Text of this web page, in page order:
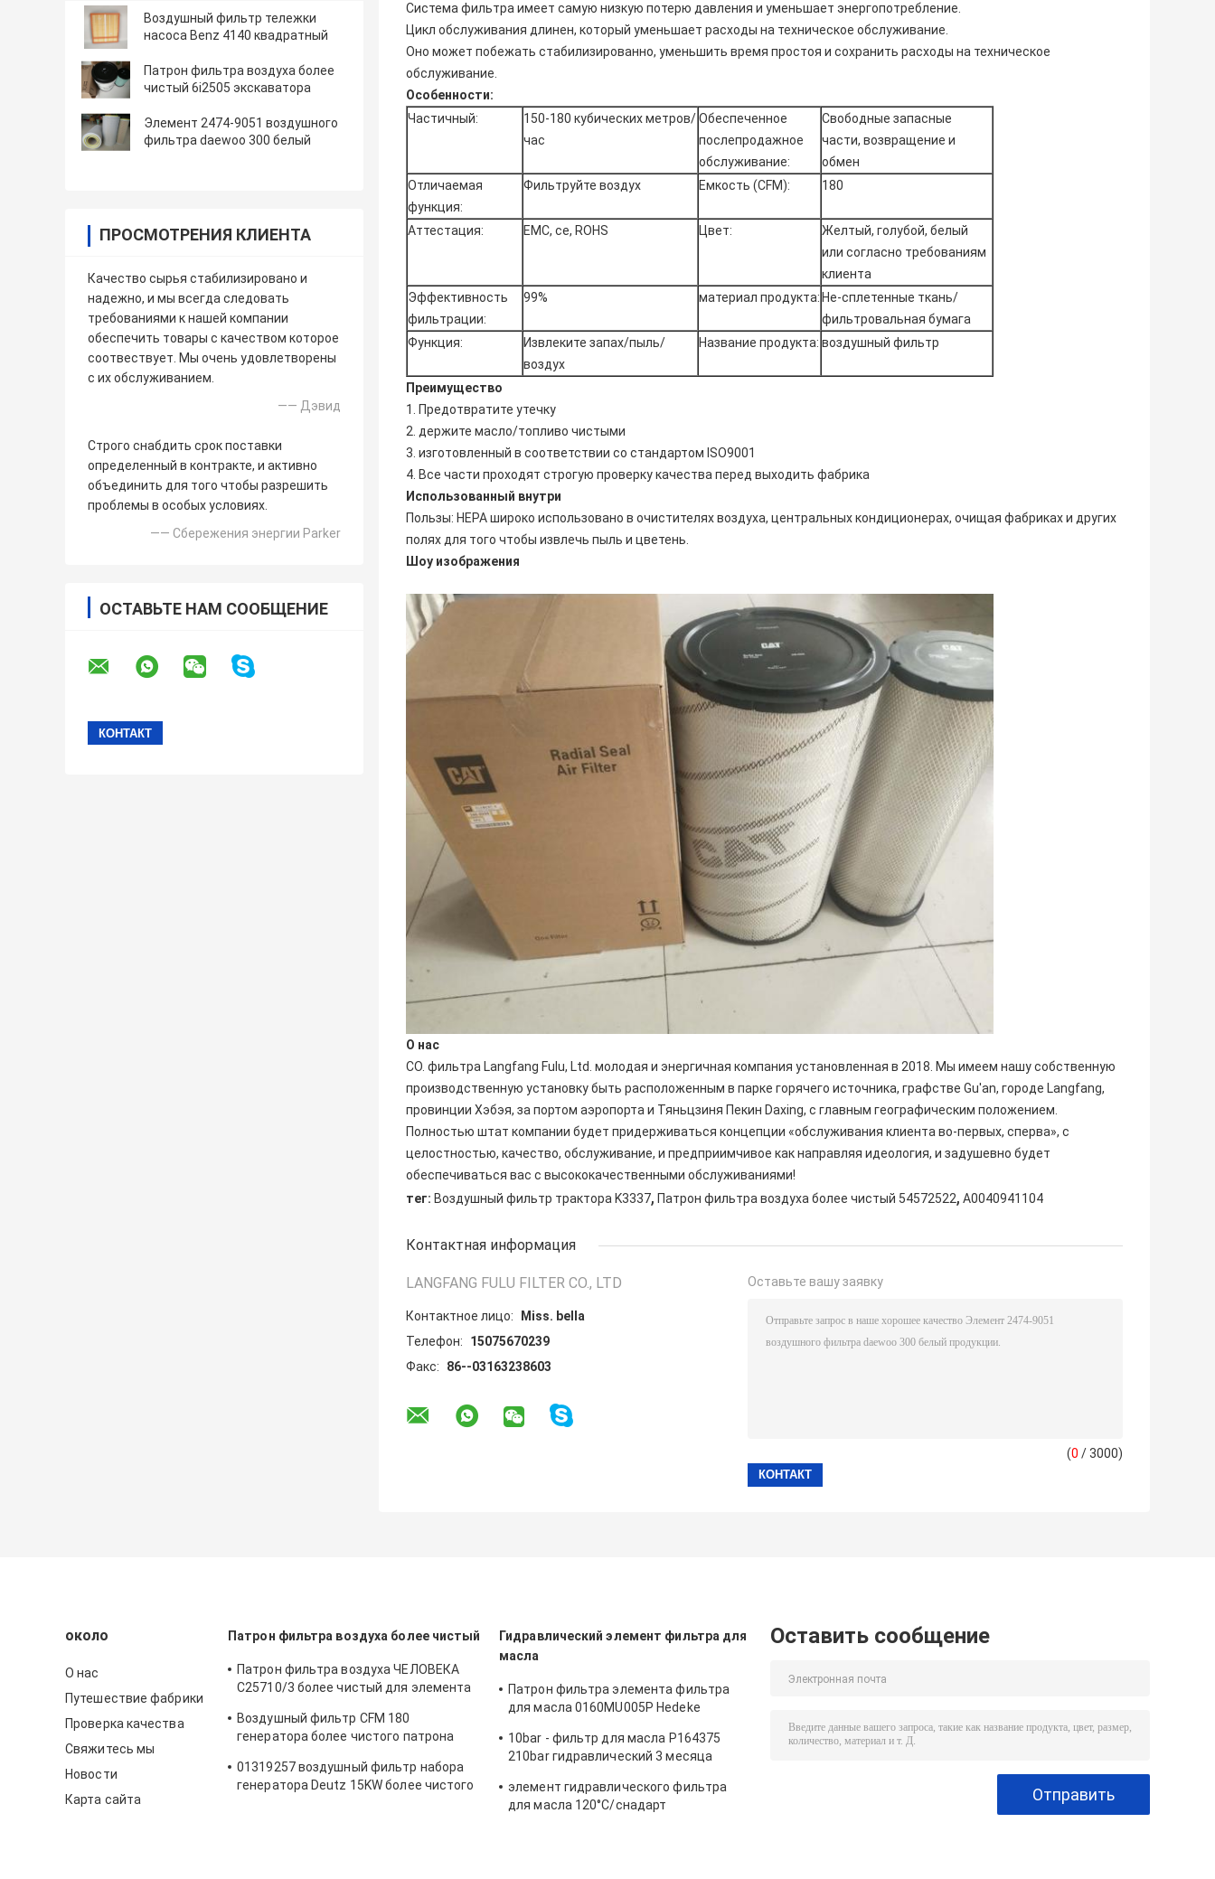
Воздушный фильтр тележки
насоса Benz 4140 квадратный
Патрон фильтра воздуха более
чистый 6i2505 экскаватора
Элемент 2474-9051 воздушного
фильтра daewoo 300 белый
ПРОСМОТРЕНИЯ КЛИЕНТА
Качество сырья стабилизировано и
надежно, и мы всегда следовать
требованиями к нашей компании
обеспечить товары с качеством которое
соотвествует. Мы очень удовлетворены
с их обслуживанием.
—— Дэвид
Строго снабдить срок поставки
определенный в контракте, и активно
объединить для того чтобы разрешить
проблемы в особых условиях.
—— Сбережения энергии Parker
ОСТАВЬТЕ НАМ СООБЩЕНИЕ
Система фильтра имеет самую низкую потерю давления и уменьшает энергопотребление.
Цикл обслуживания длинен, который уменьшает расходы на техническое обслуживание.
Оно может побежать стабилизированно, уменьшить время простоя и сохранить расходы на техническое
обслуживание.
Особенности:
Частичный:
150-180 кубических метров/
час
Обеспеченное
послепродажное
обслуживание:
Свободные запасные
части, возвращение и
обмен
Отличаемая
функция:
Фильтруйте воздух Емкость (CFM): 180
Аттестация: EMC, ce, ROHS Цвет:
Желтый, голубой, белый
или согласно требованиям
клиента
Эффективность
фильтрации:
99% материал продукта: Не-сплетенные ткань/
фильтровальная бумага
Функция:
Извлеките запах/пыль/
воздух
Название продукта: воздушный фильтр
Преимущество
1. Предотвратите утечку
2. держите масло/топливо чистыми
3. изготовленный в соответствии со стандартом ISO9001
4. Все части проходят строгую проверку качества перед выходить фабрика
Использованный внутри
Пользы: HEPA широко использовано в очистителях воздуха, центральных кондиционерах, очищая фабриках и других
полях для того чтобы извлечь пыль и цветень.
Шоу изображения
О нас
CO. фильтра Langfang Fulu, Ltd. молодая и энергичная компания установленная в 2018. Мы имеем нашу собственную
производственную установку быть расположенным в парке горячего источника, графстве Gu'an, городе Langfang,
провинции Хэбэя, за портом аэропорта и Тяньцзиня Пекин Daxing, с главным географическим положением.
Полностью штат компании будет придерживаться концепции «обслуживания клиента во-первых, сперва», с
целостностью, качество, обслуживание, и предприимчивое как направляя идеология, и задушевно будет
обеспечиваться вас с высококачественными обслуживаниями!
тег: Воздушный фильтр трактора K3337, Патрон фильтра воздуха более чистый 54572522, A0040941104
Контактная информация
LANGFANG FULU FILTER CO., LTD
Контактное лицо:
Miss. bella
Телефон:
15075670239
Факс:
86--03163238603
Оставьте вашу заявку
(0 / 3000)
около
О нас
Путешествие фабрики
Проверка качества
Свяжитесь мы
Новости
Карта сайта
Патрон фильтра воздуха более чистый
Патрон фильтра воздуха ЧЕЛОВЕКА
C25710/3 более чистый для элемента
воздуха винта атласа
Воздушный фильтр CFM 180
генератора более чистого патрона
01319257 воздушный фильтр набора
генератора Deutz 15KW более чистого
Гидравлический элемент фильтра для
масла
Патрон фильтра элемента фильтра
для масла 0160MU005P Hedeke
0160MU020P Hydac
10bar - фильтр для масла P164375
210bar гидравлический 3 месяца
элемент гидравлического фильтра
для масла 120°C/снадарт
Оставить сообщение